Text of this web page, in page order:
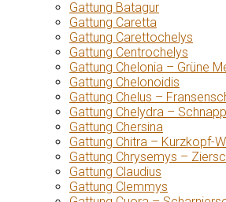
Gattung Batagur
Gattung Caretta
Gattung Carettochelys
Gattung Centrochelys
Gattung Chelonia – Grüne
Gattung Chelonoidis
Gattung Chelus –
Gattung Chelydra –
Gattung Chersina
Gattung Chitra – Kurzkopf-
Gattung Chrysemys –
Gattung Claudius
Gattung Clemmys